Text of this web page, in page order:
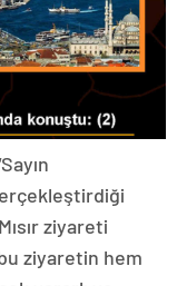
ziyareti
ziyaretin hem